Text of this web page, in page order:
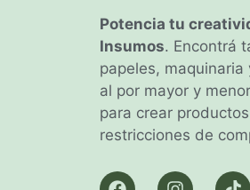
Potencia tu
Insumos. Encontrá
papeles,
al por mayor y
para crear
restricciones de